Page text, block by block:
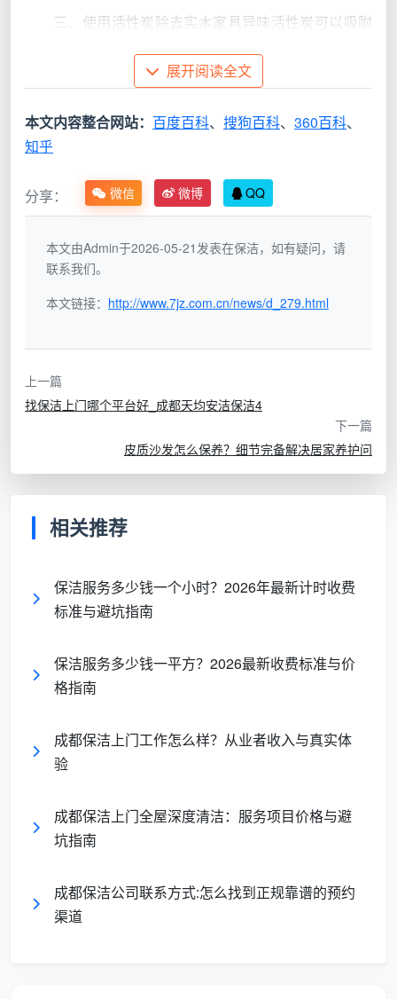
三、使用活性炭除去实木家具异味活性炭可以吸附
味的方法。我们可以将活性炭放入实木家具之中，并让
除去。以上是关于实木家具怎么除味的全部解答，实木
家具上有异味会影响室内的空气质量，而且会影响家居
重要。
方法，包括淡醋清洁实木家具，使用柠檬清洁实木家具
给大家带来帮助，让家居更加清新宜人。
展开阅读全文
本文内容整合网站： 百度百科、 搜狗百科、 360百科、
知乎
分享： 微信 微博 QQ
本文由Admin于2026-05-21发表在保洁，如有疑问，请
联系我们。
本文链接： http://www.7jz.com.cn/news/d_279.html
上一篇
找保洁上门哪个平台好_成都天均安洁保洁4
下一篇
皮质沙发怎么保养？细节完备解决居家养护问
相关推荐
保洁服务多少钱一个小时？2026年最新计时收费
标准与避坑指南
保洁服务多少钱一平方？2026最新收费标准与价
格指南
成都保洁上门工作怎么样？从业者收入与真实体
验
成都保洁上门全屋深度清洁：服务项目价格与避
坑指南
成都保洁公司联系方式:怎么找到正规靠谱的预约
渠道